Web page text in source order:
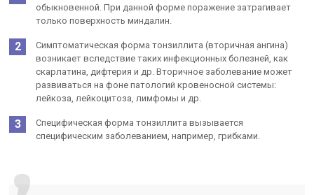
обыкновенной. При данной форме поражение затрагивает
только поверхность миндалин.
Симптоматическая форма тонзиллита (вторичная ангина)
возникает вследствие таких инфекционных болезней, как
скарлатина, дифтерия и др. Вторичное заболевание может
развиваться на фоне патологий кровеносной системы:
лейкоза, лейкоцитоза, лимфомы и др.
Специфическая форма тонзиллита вызывается
специфическим заболеванием, например, грибками.